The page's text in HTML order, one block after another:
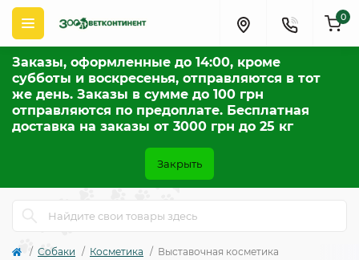
Заказы, оформленные до 14:00, кроме
субботы и воскресенья, отправляются в тот
же день. Заказы в сумме до 100 грн
отправляются по предоплате. Бесплатная
доставка на заказы от 3000 грн до 25 кг
Закрыть
0
Собаки Косметика Выставочная косметика